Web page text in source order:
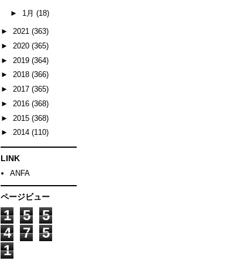
► 1月 (18)
► 2021 (363)
► 2020 (365)
► 2019 (364)
► 2018 (366)
► 2017 (365)
► 2016 (368)
► 2015 (368)
► 2014 (110)
LINK
ANFA
ページビュー
1 5
5
4
7
5
1